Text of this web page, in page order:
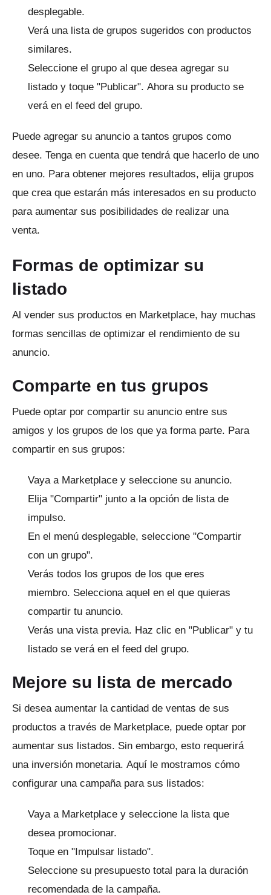
desplegable.
Verá una lista de grupos sugeridos con productos
similares.
Seleccione el grupo al que desea agregar su
listado y toque "Publicar". Ahora su producto se
verá en el feed del grupo.
Puede agregar su anuncio a tantos grupos como
desee. Tenga en cuenta que tendrá que hacerlo de uno
en uno. Para obtener mejores resultados, elija grupos
que crea que estarán más interesados ​​en su producto
para aumentar sus posibilidades de realizar una
venta.
Formas de optimizar su
listado
Al vender sus productos en Marketplace, hay muchas
formas sencillas de optimizar el rendimiento de su
anuncio.
Comparte en tus grupos
Puede optar por compartir su anuncio entre sus
amigos y los grupos de los que ya forma parte. Para
compartir en sus grupos:
Vaya a Marketplace y seleccione su anuncio.
Elija "Compartir" junto a la opción de lista de
impulso.
En el menú desplegable, seleccione "Compartir
con un grupo".
Verás todos los grupos de los que eres
miembro. Selecciona aquel en el que quieras
compartir tu anuncio.
Verás una vista previa. Haz clic en "Publicar" y tu
listado se verá en el feed del grupo.
Mejore su lista de mercado
Si desea aumentar la cantidad de ventas de sus
productos a través de Marketplace, puede optar por
aumentar sus listados. Sin embargo, esto requerirá
una inversión monetaria. Aquí le mostramos cómo
configurar una campaña para sus listados:
Vaya a Marketplace y seleccione la lista que
desea promocionar.
Toque en "Impulsar listado".
Seleccione su presupuesto total para la duración
recomendada de la campaña.